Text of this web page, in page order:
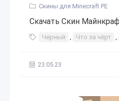
Скины для Minecraft PE
Скачать Скин
Черный , Что за чёрт ,
23.05.23